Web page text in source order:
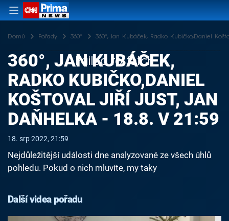
Domů Pořady 360° 360°, Jan Kubáček, Radko Kubičko,Daniel
Failed to fetch
360°, JAN KUBÁČEK,
RADKO KUBIČKO,DANIEL
KOŠTOVAL JIŘÍ JUST, JAN
DAŇHELKA - 18.8. V 21:59
18. srp 2022, 21:59
Nejdůležitější události dne analyzované ze všech úhlů
pohledu. Pokud o nich mluvíte, my taky
Další videa pořadu